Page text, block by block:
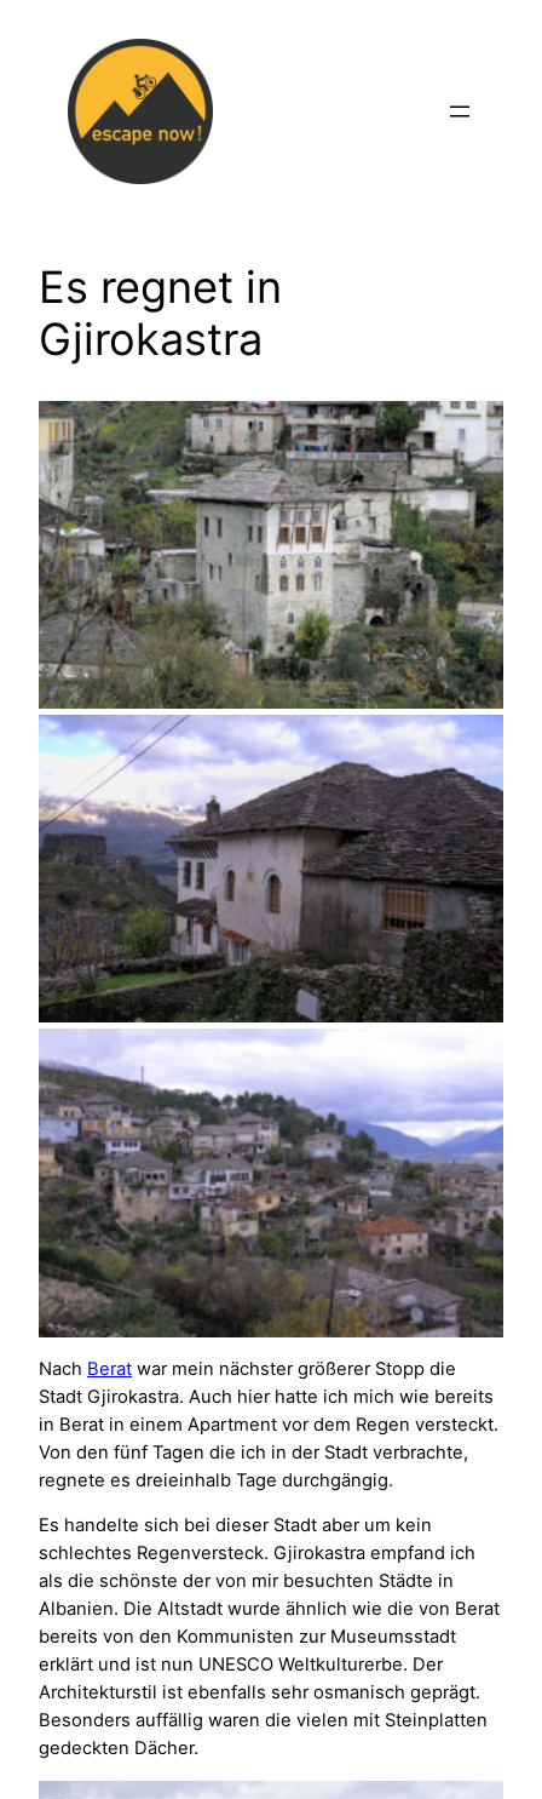
springen
Es regnet in
Gjirokastra
Nach Berat war mein nächster größerer Stopp die
Stadt Gjirokastra. Auch hier hatte ich mich wie bereits
in Berat in einem Apartment vor dem Regen versteckt.
Von den fünf Tagen die ich in der Stadt verbrachte,
regnete es dreieinhalb Tage durchgängig.
Es handelte sich bei dieser Stadt aber um kein
schlechtes Regenversteck. Gjirokastra empfand ich
als die schönste der von mir besuchten Städte in
Albanien. Die Altstadt wurde ähnlich wie die von Berat
bereits von den Kommunisten zur Museumsstadt
erklärt und ist nun UNESCO Weltkulturerbe. Der
Architekturstil ist ebenfalls sehr osmanisch geprägt.
Besonders auffällig waren die vielen mit Steinplatten
gedeckten Dächer.